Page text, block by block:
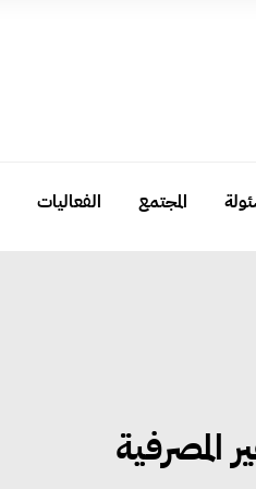
المجتمع الفعاليات
المصرفية